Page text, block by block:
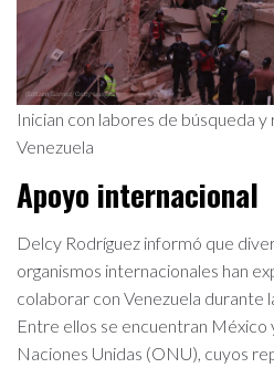
Inician con labores de búsqueda
Venezuela
Apoyo internacional
Delcy Rodríguez informó que
organismos internacionales han
colaborar con Venezuela durante
Entre ellos se encuentran México
Naciones Unidas (ONU), cuyos